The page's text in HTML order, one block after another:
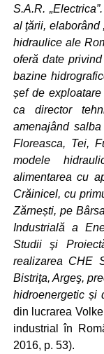
S.A.R.
al ţării, elaborând
hidraulice ale
oferă date
bazine
șef de
ca director
amenajând
Floreasca, Tei,
modele
alimentarea cu
Crăinicel, cu
Zărnești, pe
Industrială a
Studii şi
realizarea CHE
Bistriţa, Argeş,
hidroenergetic și
din lucrarea
industrial în
2016, p. 53).